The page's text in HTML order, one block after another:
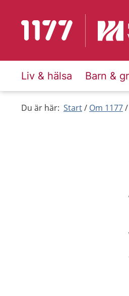
Till startsidan för 1177
Liv & hälsa Barn &
Du är här: Start Om 1177